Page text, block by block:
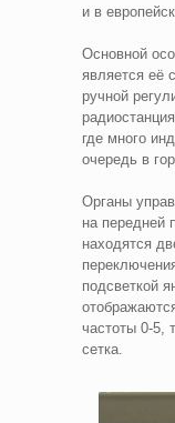
и в
Основной
является её
ручной
где много
очередь в
Органы
на передней
находятся
подсветкой
частоты 0-5,
сетка.